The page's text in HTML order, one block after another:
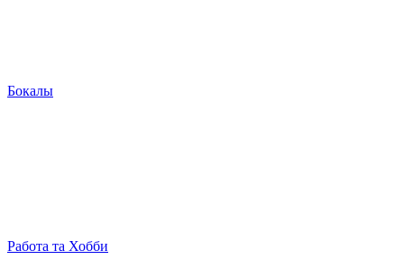
Бокалы
Работа та Хобби